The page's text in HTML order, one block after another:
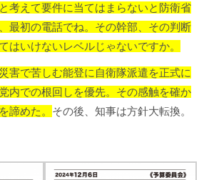
考えて要件に当てはまらないと防衛省
最初の電話でね。その幹部、その判断
はいけないレベルじゃないですか。
害で苦しむ能登に自衛隊派遣を正式に
内での根回しを優先。その感触を確か
諦めた。 その後、知事は方針大転換。